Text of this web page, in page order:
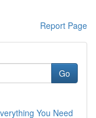
Report Page
Go
You Need